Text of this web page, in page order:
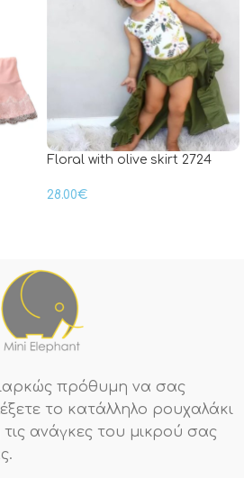
Floral with olive skirt 2724
28.00€
πρόθυμη να σας
το κατάλληλο ρουχαλάκι
ανάγκες του μικρού σας